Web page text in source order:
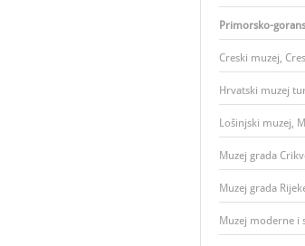
Primorsko-
Creski muzej, Cres
Hrvatski muzej
Lošinjski muzej,
Muzej grada
Muzej grada
Muzej moderne i